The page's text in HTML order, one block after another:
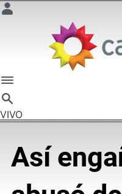
VIVO
Así